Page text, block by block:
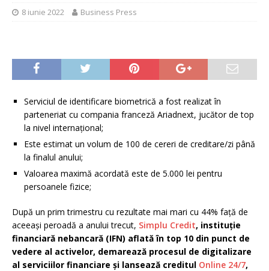
8 iunie 2022 Business Press
Serviciul de identificare biometrică a fost realizat în
parteneriat cu compania franceză Ariadnext, jucător de top
la nivel internațional;
Este estimat un volum de 100 de cereri de creditare/zi până
la finalul anului;
Valoarea maximă acordată este de 5.000 lei pentru
persoanele fizice;
După un prim trimestru cu rezultate mai mari cu 44% față de
aceeași peroadă a anului trecut, Simplu Credit, instituție
financiară nebancară (IFN) aflată în top 10 din punct de
vedere al activelor, demarează procesul de digitalizare
al serviciilor financiare și lansează creditul Online 24/7,